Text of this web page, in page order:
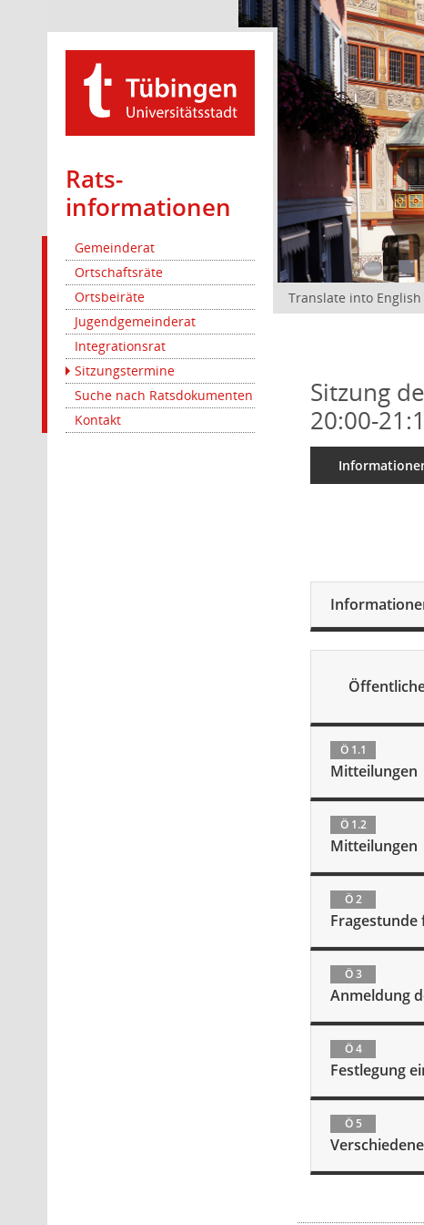
Rats­
informationen
Gemeinderat
Ortschaftsräte
Ortsbeiräte
Jugendgemeinderat
Integrationsrat
Sitzungstermine
Suche nach Ratsdokumenten
Kontakt
Translate into English
Sitzung
20:00-
Ö 1.1
Mitteilungen
Ö 1.2
Mitteilungen
Ö 2
Ö 3
Anmeldung
Ö 4
Festlegung
Ö 5